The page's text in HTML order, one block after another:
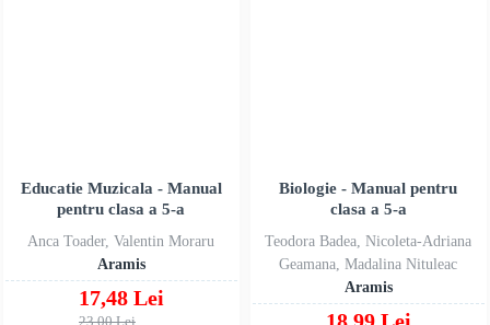
Anca Toader, Valentin Moraru
Aramis
Educatie Muzicala - Manual
pentru clasa a 5-a
17,48 Lei
23,00 Lei
Teodora Badea, Nicoleta-Adriana
Geamana, Madalina Nituleac
Aramis
Biologie - Manual pentru
clasa a 5-a